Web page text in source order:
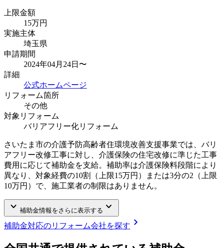
上限金額
15万円
実施主体
埼玉県
申請期間
2024年04月24日〜
詳細
公式ホームページ
リフォーム箇所
その他
対象リフォーム
バリアフリー化リフォーム
さいたま市の介護予防高齢者住環境改善支援事業では、バリ
アフリー改修工事に対し、介護保険の住宅改修に準じた工事
費用に応じて補助金を支給。補助率は介護保険料段階により
異なり、対象経費の10割（上限15万円）または3分の2（上限
10万円）で、施工業者の制限はありません。
keyboard_arrow_down 補助金情報をさらに表示する keyboard_arrow_down
補助金対応のリフォーム会社を探す chevron_right